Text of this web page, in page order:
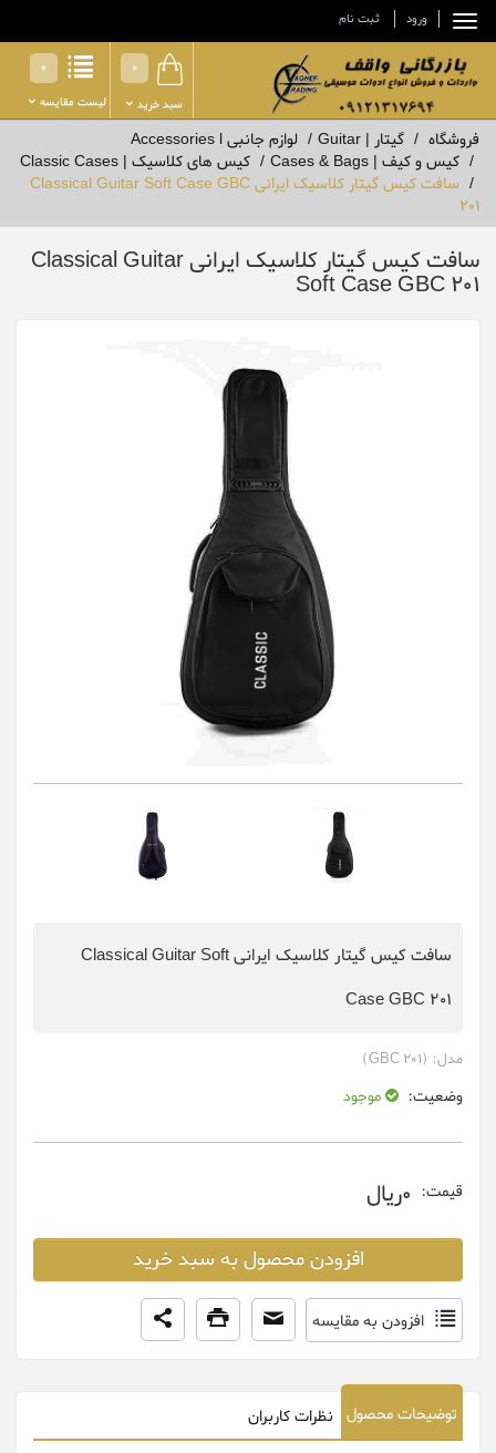
ورود ثبت نام
0
سبد خرید
0
لیست مقایسه
فروشگاه گیتار | Guitar
لوازم جانبی Accessories l
کیس و کیف | Cases & Bags
کیس های کلاسیک | Classic Cases
سافت کیس گیتار کلاسیک ایرانی Classical Guitar Soft Case GBC
201
سافت کیس گیتار کلاسیک ایرانی Classical Guitar
Soft Case GBC 201
سافت کیس گیتار کلاسیک ایرانی Classical Guitar Soft
Case GBC 201
مدل: (GBC 201)
وضعیت: موجود
قیمت: 0ريال
افزودن محصول به سبد خرید
افزودن به مقایسه
توضیحات محصول نظرات کاربران